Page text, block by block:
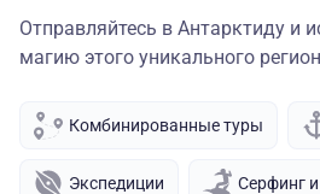
Отправляйтесь в Антарктиду и
магию этого уникального
Комбинированные туры
Экспедиции Серфинг